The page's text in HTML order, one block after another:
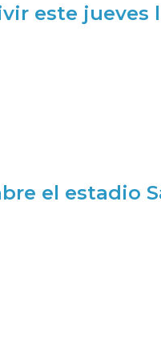
este jueves
el estadio